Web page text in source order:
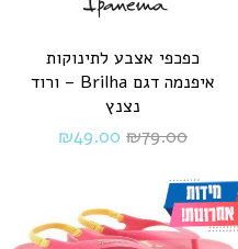
כפכפי אצבע לתינוקות
איפנמה דגם Brilha – ורוד
נצנץ
₪79.00
₪49.00